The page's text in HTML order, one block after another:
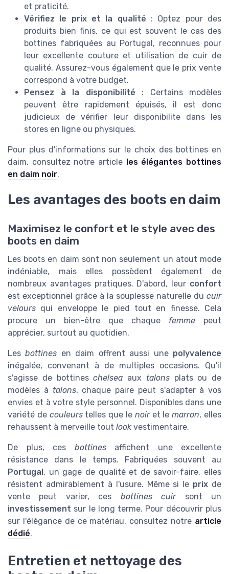
et praticité.
Vérifiez le prix et la qualité : Optez pour des
produits bien finis, ce qui est souvent le cas des
bottines fabriquées au Portugal, reconnues pour
leur excellente couture et utilisation de cuir de
qualité. Assurez-vous également que le prix vente
correspond à votre budget.
Pensez à la disponibilité : Certains modèles
peuvent être rapidement épuisés, il est donc
judicieux de vérifier leur disponibilite dans les
stores en ligne ou physiques.
Pour plus d'informations sur le choix des bottines en
daim, consultez notre article
les élégantes bottines
en daim noir.
Les avantages des boots en daim
Maximisez le confort et le style avec des
boots en daim
Les boots en daim sont non seulement un atout mode
indéniable, mais elles possèdent également de
nombreux avantages pratiques. D'abord, leur confort
est exceptionnel grâce à la souplesse naturelle du cuir
velours qui enveloppe le pied tout en finesse. Cela
procure un bien-être que chaque femme peut
apprécier, surtout au quotidien.
Lesbottines en daim offrent aussi une polyvalence
inégalée, convenant à de multiples occasions. Qu'il
s'agisse de bottineschelsea aux talonsplats ou de
modèles à talons, chaque paire peut s'adapter à vos
envies et à votre style personnel. Disponibles dans une
variété de couleurstelles que le noiret lemarron, elles
rehaussent à merveille tout lookvestimentaire.
De plus, ces bottinesaffichent une excellente
résistance dans le temps. Fabriquées souvent au
Portugal, un gage de qualité et de savoir-faire, elles
résistent admirablement à l'usure. Même si le prix de
vente peut varier, ces bottines cuirsont un
investissement sur le long terme. Pour découvrir plus
sur l'élégance de ce matériau, consultez notre article
dédié.
Entretien et nettoyage des